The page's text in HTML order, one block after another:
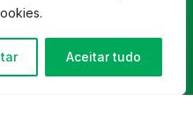
Aceitar tudo